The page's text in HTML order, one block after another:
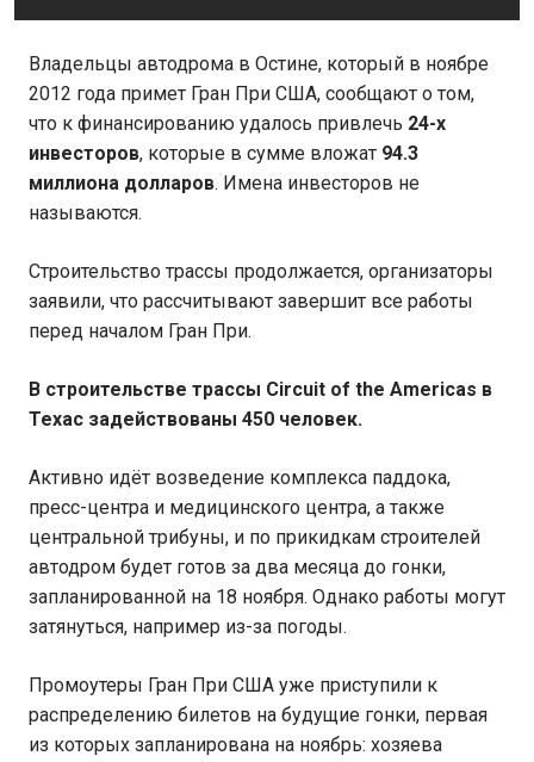
Владельцы автодрома в Остине, который в ноябре
2012 года примет Гран При США, сообщают о том,
что к финансированию удалось привлечь 24-х
инвесторов, которые в сумме вложат 94.3
миллиона долларов. Имена инвесторов не
называются.
Строительство трассы продолжается, организаторы
заявили, что рассчитывают завершит все работы
перед началом Гран При.
В строительстве трассы Circuit of the Americas в
Техас задействованы 450 человек.
Активно идёт возведение комплекса паддока,
пресс-центра и медицинского центра, а также
центральной трибуны, и по прикидкам строителей
автодром будет готов за два месяца до гонки,
запланированной на 18 ноября. Однако работы могут
затянуться, например из-за погоды.
Промоутеры Гран При США уже приступили к
распределению билетов на будущие гонки, первая
из которых запланирована на ноябрь: хозяева